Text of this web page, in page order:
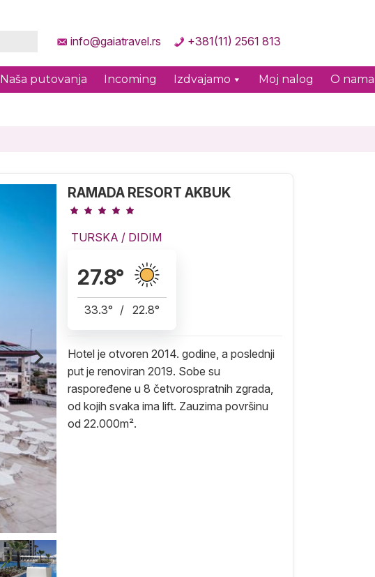
info@gaiatravel.rs +381(11) 2561 813
Naša putovanja Incoming Izdvajamo Moj nalog O nama
RAMADA RESORT AKBUK
TURSKA / DIDIM
27.8°
33.3° / 22.8°
Hotel je otvoren 2014. godine, a poslednji
put je renoviran 2019. Sobe su
raspoređene u 8 četvorospratnih zgrada,
od kojih svaka ima lift. Zauzima površinu
od 22.000m².